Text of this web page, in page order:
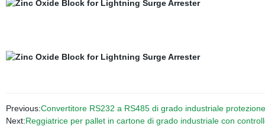
Previous:Convertitore RS232 a RS485 di grado industriale
Next:Reggiatrice per pallet in cartone di grado industriale con